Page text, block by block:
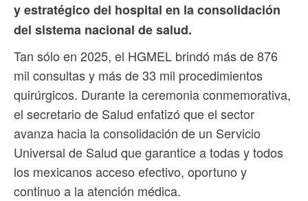
y estratégico del hospital en la consolidación
del sistema nacional de salud.
Tan sólo en 2025, el HGMEL brindó más de 876
mil consultas y más de 33 mil procedimientos
quirúrgicos. Durante la ceremonia conmemorativa,
el secretario de Salud enfatizó que el sector
avanza hacia la consolidación de un Servicio
Universal de Salud que garantice a todas y todos
los mexicanos acceso efectivo, oportuno y
continuo a la atención médica.